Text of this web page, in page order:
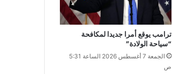
ترامب يوقع أمرا جديدا لمكافحة
“سياحة الولادة”
الجمعة 7 أغسطس 2026 الساعة 5:31
ص